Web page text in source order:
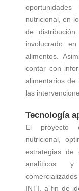
nutricional, en
de
involucrado
alimentos.
contar con
alimentarios de
las
Tecnología
El proyecto
nutricional,
estrategias de
analíticos y
INTI, a fin de